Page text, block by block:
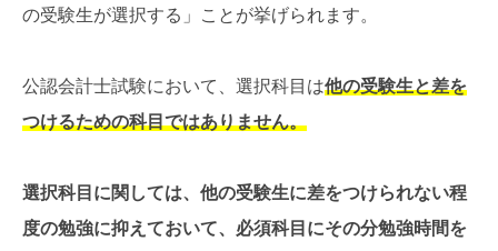
の受験生が選択する」ことが挙げられます。
公認会計士試験において、選択科目は他の受験生と差を
つけるための科目ではありません。
選択科目に関しては、他の受験生に差をつけられない程
度の勉強に抑えておいて、必須科目にその分勉強時間を